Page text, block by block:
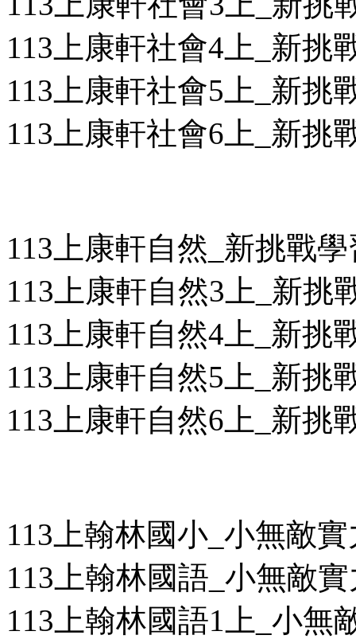
113上康軒社會4上_新挑
113上康軒社會5上_新挑
113上康軒社會6上_新挑
113上康軒自然_新挑戰
113上康軒自然3上_新挑
113上康軒自然4上_新挑
113上康軒自然5上_新挑
113上康軒自然6上_新挑
113上翰林國小_小無敵
113上翰林國語_小無敵
113上翰林國語1上_小無